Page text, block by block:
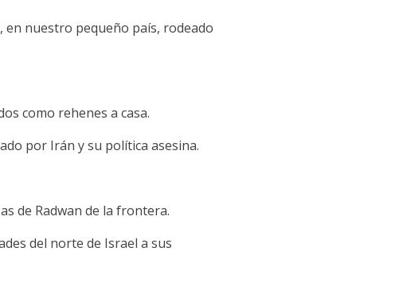
nuestro pequeño país, rodeado
como rehenes a casa.
por Irán y su política asesina.
de Radwan de la frontera.
del norte de Israel a sus